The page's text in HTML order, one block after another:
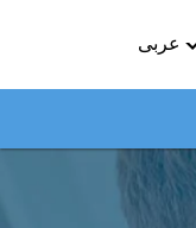
عربى